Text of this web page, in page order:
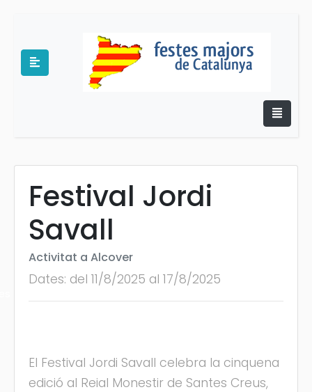
Festival Jordi
Savall
Activitat a Alcover
Dates: del 11/8/2025 al 17/8/2025
El Festival Jordi Savall celebra la cinquena
edició al Reial Monestir de Santes Creus,